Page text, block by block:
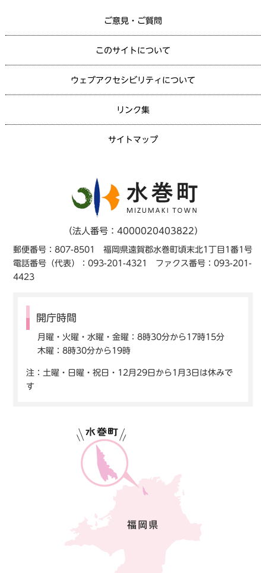
ご意見・ご質問
このサイトについて
ウェブアクセシビリティについて
リンク集
サイトマップ
（法人番号：4000020403822）
郵便番号：807-8501 福岡県遠賀郡水巻町頃末北1丁目1番1号
電話番号（代表）：093-201-4321 ファクス番号：093-201-
4423
開庁時間
月曜・火曜・水曜・金曜：8時30分から17時15分
木曜：8時30分から19時
注：土曜・日曜・祝日・12月29日から1月3日は休みで
す